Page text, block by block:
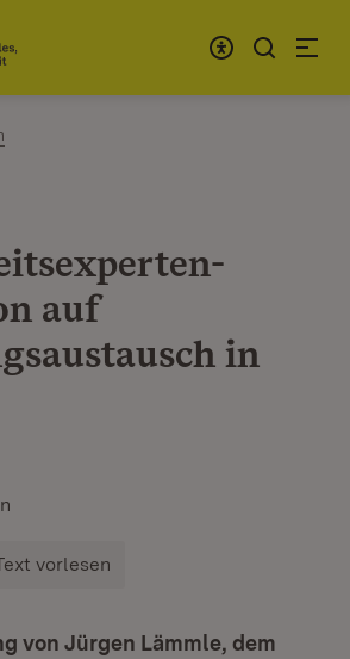
auf
in
vorlesen
von Jürgen Lämmle, dem